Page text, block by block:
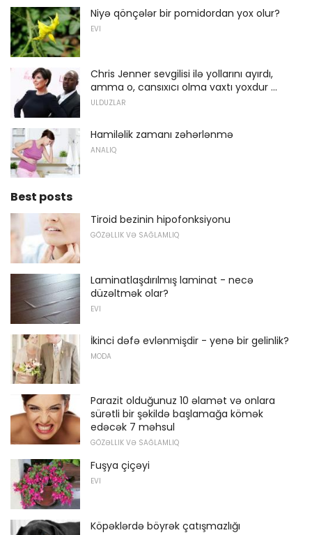
Niyə qönçələr bir pomidordan yox olur?
EVI
Chris Jenner sevgilisi ilə yollarını ayırdı,
amma o, cansıxıcı olma vaxtı yoxdur ...
ULDUZLAR
Hamiləlik zamanı zəhərlənmə
ANALIQ
Best posts
Tiroid bezinin hipofonksiyonu
GÖZƏLLIK VƏ SAĞLAMLIQ
Laminatlaşdırılmış laminat - necə
düzəltmək olar?
EVI
İkinci dəfə evlənmişdir - yenə bir gelinlik?
MODA
Parazit olduğunuz 10 əlamət və onlara
sürətli bir şəkildə başlamağa kömək
edəcək 7 məhsul
GÖZƏLLIK VƏ SAĞLAMLIQ
Fuşya çiçəyi
EVI
Köpəklərdə böyrək çatışmazlığı